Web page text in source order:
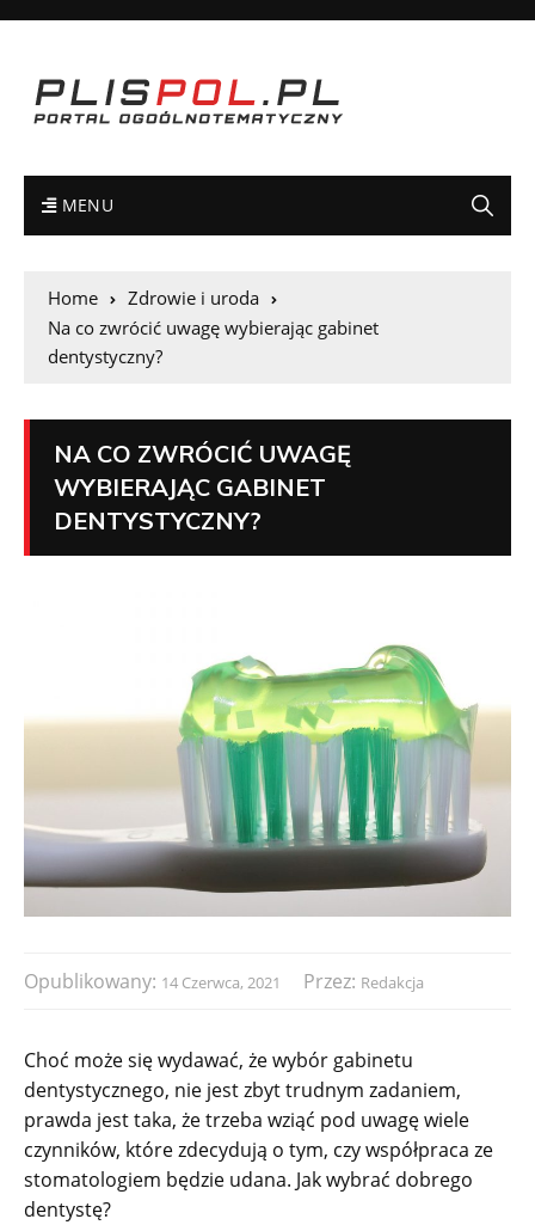
MENU
Home
Zdrowie i uroda
Na co zwrócić uwagę wybierając gabinet
dentystyczny?
NA CO ZWRÓCIĆ UWAGĘ
WYBIERAJĄC GABINET
DENTYSTYCZNY?
Opublikowany: 14 Czerwca, 2021 Przez: Redakcja
Choć może się wydawać, że wybór gabinetu
dentystycznego, nie jest zbyt trudnym zadaniem,
prawda jest taka, że trzeba wziąć pod uwagę wiele
czynników, które zdecydują o tym, czy współpraca ze
stomatologiem będzie udana. Jak wybrać dobrego
dentystę?